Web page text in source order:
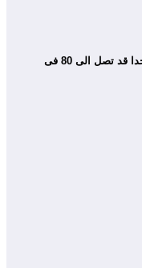
بلاك فرايدي هو يوم تتم فيه تخفيضات كبيرة جدا قد تصل الى 80 فى